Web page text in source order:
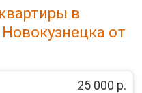
в
от
25 000 р.